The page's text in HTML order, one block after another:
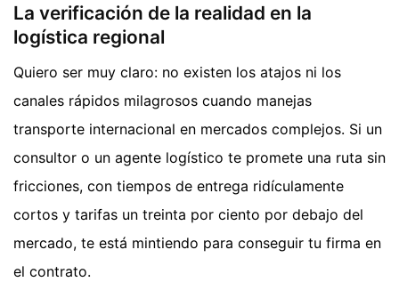
La verificación de la realidad en la
logística regional
Quiero ser muy claro: no existen los atajos ni los
canales rápidos milagrosos cuando manejas
transporte internacional en mercados complejos. Si un
consultor o un agente logístico te promete una ruta sin
fricciones, con tiempos de entrega ridículamente
cortos y tarifas un treinta por ciento por debajo del
mercado, te está mintiendo para conseguir tu firma en
el contrato.